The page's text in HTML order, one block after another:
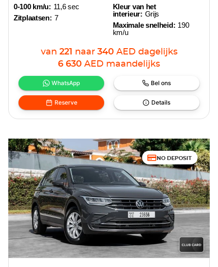
0-100 km/u: 11,6 sec
Zitplaatsen: 7
Kleur van het
interieur: Grijs
Maximale snelheid: 190
km/u
van 221 naar 340 AED dagelijks
6 630 AED maandelijks
WhatsApp Bel ons
Reserve Details
NO DEPOSIT